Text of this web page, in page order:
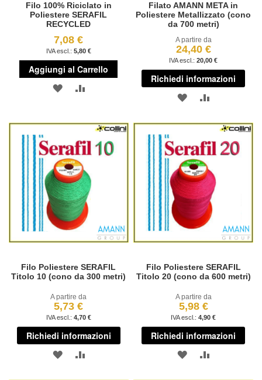
Filo 100% Riciclato in
Poliestere SERAFIL
RECYCLED
7,08 €
5,80 €
Aggiungi al Carrello
AGGIUNGI
LISTA
DESIDERI
AGGIUNGI
CONFRONTO
Filato AMANN META in
Poliestere Metallizzato (cono
da 700 metri)
A partire da
24,40 €
20,00 €
Richiedi informazioni
AGGIUNGI
DESIDERI
Filo Poliestere SERAFIL
Titolo 10 (cono da 300 metri)
A partire da
5,73 €
4,70 €
Richiedi informazioni
AGGIUNGIAGGIUNGI
Filo Poliestere SERAFIL
Titolo 20 (cono da 600 metri)
A partire da
5,98 €
4,90 €
Richiedi informazioni
AGGIUNGI